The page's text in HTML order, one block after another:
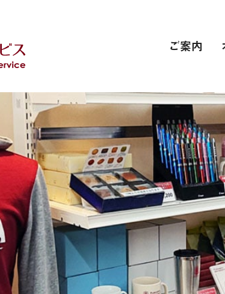
ご案内
インターネット接続
電子辞書[教科書販売
自動車学校
スーツ
専門学校
卒業式 衣裳レンタ
レンタカー
保険